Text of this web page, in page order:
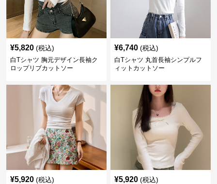
¥5,820 (税込)
白Tシャツ 胸元デザイン長袖ク
ロップリブカットソー
¥6,740 (税込)
白Tシャツ 丸首長袖シンプルフ
ィットカットソー
¥5,920 (税込) ¥5,920 (税込)